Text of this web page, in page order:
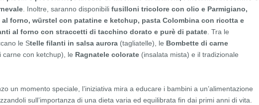
. Inoltre, saranno disponibilifusilloni tricolore con olio e Parmigiano,
forno, würstel con patatine e ketchup, pasta Colombina con ricotta e
al forno con straccetti di tacchino dorato e purè di patate . Tra le
le Stelle filanti in salsa aurora (tagliatelle), le Bombette di carne
carne con ketchup), le Ragnatele colorate (insalata mista) e il tradizionale
un momento speciale, l’iniziativa mira a educare i bambini a un’alimentazione
sull’importanza di una dieta varia ed equilibrata fin dai primi anni di vita.